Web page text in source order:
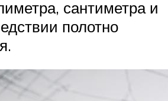
сантиметра и
полотно